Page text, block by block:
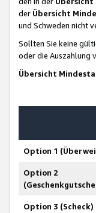
der Übersicht
und Schweden nicht
Sollten Sie keine
oder die Auszahlung
Übersicht
Option 1
Option 2
Option 3 (Scheck)